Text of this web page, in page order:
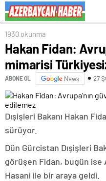
1930 okunma
Hakan Fidan:
mimarisi
ABONE OL News 27
Dışişleri Bakanı Hakan
sürüyor.
Dün Gürcistan Dışişleri
görüşen Fidan, bugün ise
Hasani ile bir araya geldi.